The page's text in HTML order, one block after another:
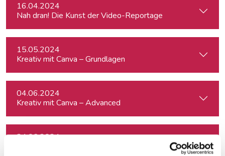
16.04.2024
Nah dran! Die Kunst der Video-Reportage
15.05.2024
Kreativ mit Canva – Grundlagen
04.06.2024
Kreativ mit Canva – Advanced
24.06.2024
Auftritt vor der Kamera – souverän und authentisch